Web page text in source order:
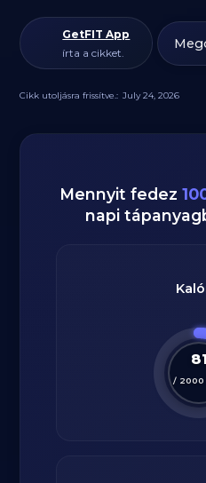
GetFIT App
írta a cikket.
Cikk utoljásra frissítve.: July 24, 2026
Mennyit fedez
napi
81
/ 2000